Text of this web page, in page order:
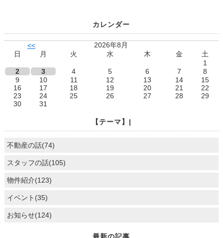
カレンダー
<<
2026年8月
日
月 火 水 木 金
土
1
2
3 4 5 6 7
8
9
10 11 12 13 14
15
16
17 18 19 20 21
22
23
24 25 26 27 28
29
30
31
【テーマ】|
不動産の話(74)
スタッフの話(105)
物件紹介(123)
イベント(35)
お知らせ(124)